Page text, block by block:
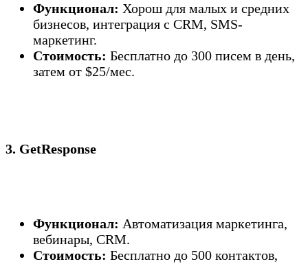
Функционал: Хорош для малых и средних
бизнесов, интеграция с CRM, SMS-
маркетинг.
Стоимость: Бесплатно до 300 писем в день,
затем от $25/мес.
3. GetResponse
Функционал: Автоматизация маркетинга,
вебинары, CRM.
Стоимость: Бесплатно до 500 контактов,